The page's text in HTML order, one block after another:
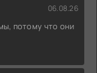
06.08.26
потому что они